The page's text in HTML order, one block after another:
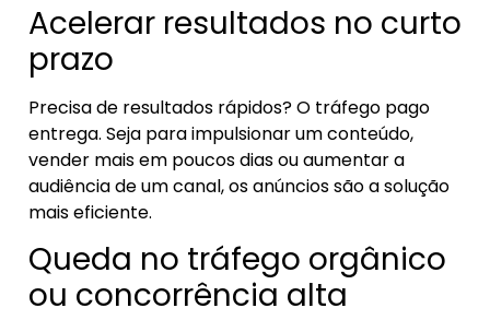
Acelerar resultados no curto
prazo
Precisa de resultados rápidos? O tráfego pago
entrega. Seja para impulsionar um conteúdo,
vender mais em poucos dias ou aumentar a
audiência de um canal, os anúncios são a solução
mais eficiente.
Queda no tráfego orgânico
ou concorrência alta